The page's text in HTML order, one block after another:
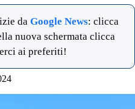
da Google News: clicca
nuova schermata clicca
ai preferiti!